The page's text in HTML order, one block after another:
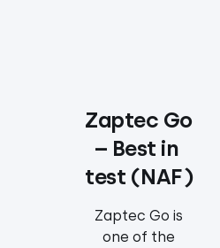
Zaptec Go
– Best in
test (NAF)
Zaptec Go is
one of the